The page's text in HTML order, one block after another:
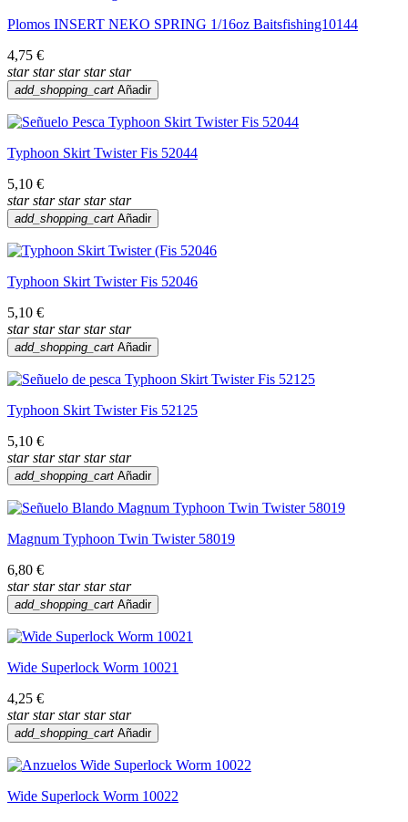
Plomos INSERT NEKO SPRING 1/16oz Baitsfishing10144
4,75 €
star star star star star
add_shopping_cart Añadir
Typhoon Skirt Twister Fis 52044
5,10 €
star star star star star
add_shopping_cart Añadir
Typhoon Skirt Twister Fis 52046
5,10 €
star star star star star
add_shopping_cart Añadir
Typhoon Skirt Twister Fis 52125
5,10 €
star star star star star
add_shopping_cart Añadir
Magnum Typhoon Twin Twister 58019
6,80 €
star star star star star
add_shopping_cart Añadir
Wide Superlock Worm 10021
4,25 €
star star star star star
add_shopping_cart Añadir
Wide Superlock Worm 10022